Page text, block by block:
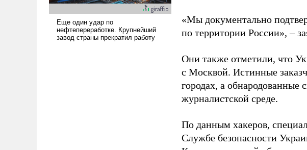
«Мы документально
по территории России», –
Они также отметили, что
с Москвой. Истинные
городах, а обнародованные
журналистской среде.
По данным хакеров,
Службе безопасности